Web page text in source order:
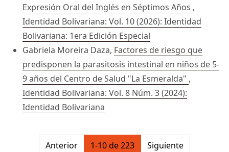
Expresión Oral del Inglés en Séptimos Años ,
Identidad Bolivariana: Vol. 10 (2026): Identidad
Bolivariana: 1era Edición Especial
Gabriela Moreira Daza, Factores de riesgo que
predisponen la parasitosis intestinal en niños de 5-
9 años del Centro de Salud "La Esmeralda" ,
Identidad Bolivariana: Vol. 8 Núm. 3 (2024):
Identidad Bolivariana
##issue.pagination##
Anterior 1-10 de 223 Siguiente